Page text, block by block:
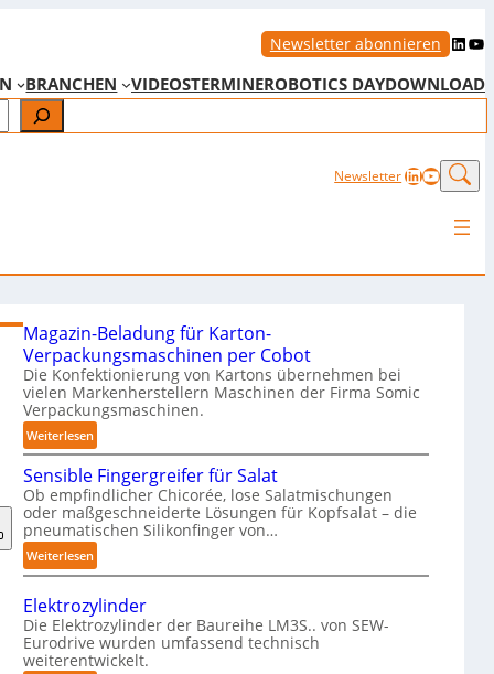
Newsletter abonnieren LinkedIn YouTube
BRANCHEN VIDEOSTERMINEROBOTICS DAYDOWNLOAD
NewsletterLinkedIn
Magazin-Beladung für Karton-
Verpackungsmaschinen per Cobot
Die Konfektionierung von Kartons übernehmen bei
vielen Markenherstellern Maschinen der Firma Somic
Verpackungsmaschinen.
Weiterlesen:
M
g
a
z
i
n
-
B
e
l
Sensible Fingergreifer für Salat
Ob empfindlicher Chicorée, lose Salatmischungen
oder maßgeschneiderte Lösungen für Kopfsalat – die
pneumatischen Silikonfinger von…
Weiterlesen:
S
e
n
s
i
Elektrozylinder
Die Elektrozylinder der Baureihe LM3S.. von SEW-
Eurodrive wurden umfassend technisch
weiterentwickelt.